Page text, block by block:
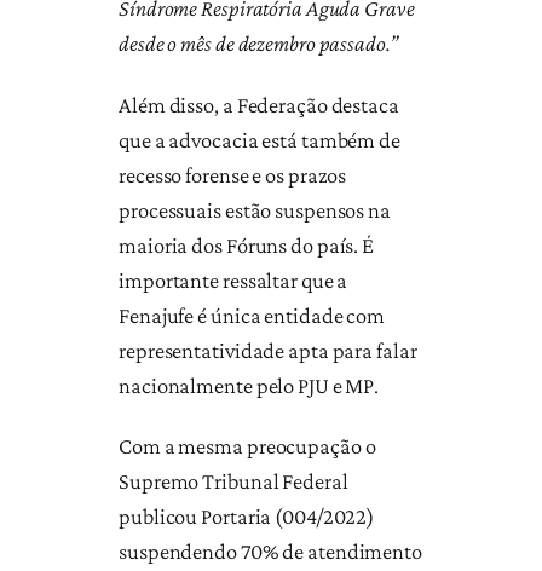
Síndrome Respiratória Aguda Grave
desde o mês de dezembro passado.”
Além disso, a Federação destaca
que a advocacia está também de
recesso forense e os prazos
processuais estão suspensos na
maioria dos Fóruns do país. É
importante ressaltar que a
Fenajufe é única entidade com
representatividade apta para falar
nacionalmente pelo PJU e MP.
Com a mesma preocupação o
Supremo Tribunal Federal
publicou Portaria (004/2022)
suspendendo 70% de atendimento